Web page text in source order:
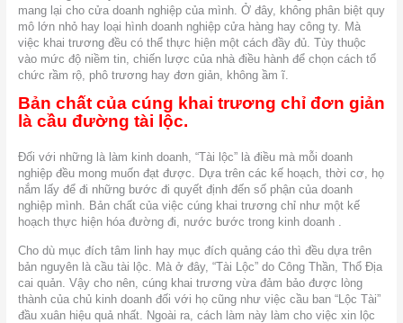
mang lại cho cửa doanh nghiệp của mình. Ở đây, không phân biệt quy
mô lớn nhỏ hay loại hình doanh nghiệp cửa hàng hay công ty. Mà
việc khai trương đều có thể thực hiện một cách đầy đủ. Tùy thuộc
vào mức độ niềm tin, chiến lược của nhà điều hành để chọn cách tổ
chức rầm rộ, phô trương hay đơn giản, không ầm ĩ.
Bản chất của cúng khai trương chỉ đơn giản
là cầu đường tài lộc.
Đối với những là làm kinh doanh, “Tài lộc” là điều mà mỗi doanh
nghiệp đều mong muốn đạt được. Dựa trên các kế hoạch, thời cơ, họ
nắm lấy để đi những bước đi quyết định đến số phận của doanh
nghiệp mình. Bản chất của việc cúng khai trương chỉ như một kế
hoạch thực hiện hóa đường đi, nước bước trong kinh doanh .
Cho dù mục đích tâm linh hay mục đích quảng cáo thì đều dựa trên
bản nguyên là cầu tài lộc. Mà ở đây, “Tài Lộc” do Công Thần, Thổ Địa
cai quản. Vậy cho nên, cúng khai trương vừa đảm bảo được lòng
thành của chủ kinh doanh đối với họ cũng như việc cầu ban “Lộc Tài”
đầu xuân hiệu quả nhất. Ngoài ra, cách làm này làm cho việc xin lộc